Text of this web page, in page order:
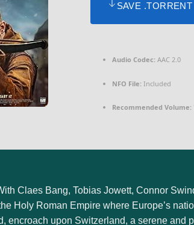
SAVE .TORRENT
Audio Codec:AAC 2.0
NFO File:Included
Recommended Volume:
Claes Bang, Tobias Jowett, Connor
Holy Roman Empire where Europe’s
encroach upon Switzerland, a serene and